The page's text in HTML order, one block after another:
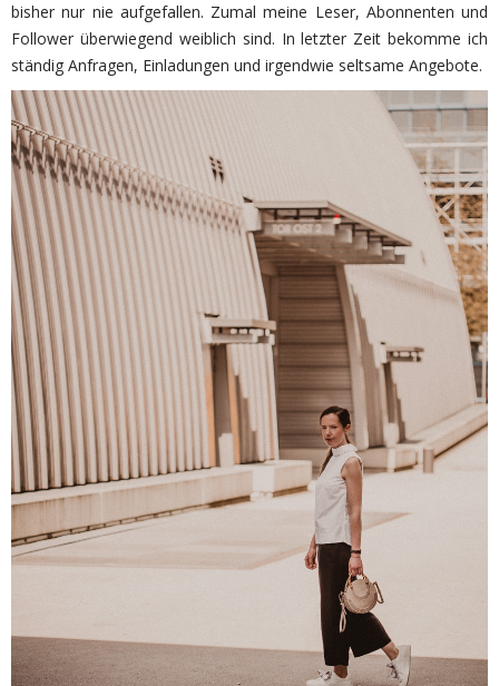
bisher nur nie aufgefallen. Zumal meine Leser, Abonnenten und
Follower überwiegend weiblich sind. In letzter Zeit bekomme ich
ständig Anfragen, Einladungen und irgendwie seltsame Angebote.